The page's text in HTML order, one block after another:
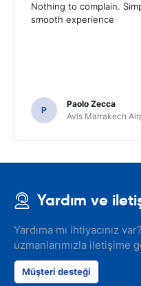
Nothing to complain.
smooth experience
P
Paolo Zecca
Avis Marrakech
Yardım ve
Yardıma mı ihtiyacınız
uzmanlarımızla iletişime
Müşteri desteği